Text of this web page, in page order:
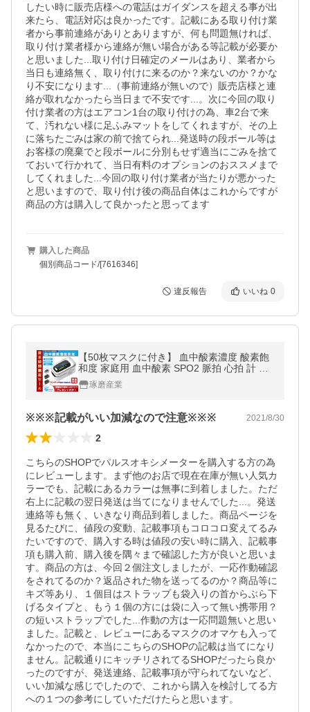
したい時に販売店様への電話はガイダンスを超える事が出
来たら、電話対応は良かったです。記載にある取り付け業
者から事前連絡がありとありますが、何も問題無ければ、
取り付け業者様から連絡が無い場合がある等記載が必要か
と思いました...取り付け日確定のメールはあり、業者から
当日も連絡無く、取り付けに来るのか？来ないのか？かな
り不安になります...（事前連絡が無いので）販売店様と連
絡が取れなかったら当日まで不安です...。次に今回の取り
付け業者の方はエアコン1台の取り付けの為、車2台で来
て、汚れない様に足ふみマットをしてくれますが、その上
に落ちたごみは家の前で捨てられ...発送時の段ボール等は
お客様の廃棄でと段ボールに分別もせず適当にごみを捨て
ておいて行かれて、当日有料のオプションのおススメまで
してくれました...今回の取り付け業者が当たりが悪かった
と思いますので、取り付け後の商品自体はこれからですが
商品の方は購入して良かったと思ってます
購入した商品
個別商品コード/[7616346]
違反報告 いいね 0
【50枚マスクに付き】 血中酸素濃度 酸素飽
和度 家庭用 血中酸素 SPO2 脈拍 心拍 計 測
定器 介護 安い 山登り
琢磨産業
※※※記載がいい加減なので注意※※※ 2021/8/30
2
こちらのSHOPでパルスオキシメーターを購入する方の為
にレビューします。まず他のお店で現在在庫が無い人気カ
ラーでも、記載にあるカラーは無事に到着しました。ただ
右上に記載の翌日発送は当てになりませんでした...。発送
連絡等も無く、いきなり商品到着しました。商品ページを
見るたびに、値段の変動、記載事項もコロコロ変えてるみ
たいですので、購入する時は値段の安い時に購入、記載事
項も購入前、購入後を隅々まで確認した方が良いと思いま
す。商品の方は、今回２個注文しましたが、一応作動確認
をされてるのか？返品された物を送ってるのか？商品等に
キズ等あり、１個目はストラップも袋入りの首からぶら下
げるタイプと、もう１個の方には袋に入って無い携帯用？
の短いストラップでした...作動の方は一応問題無いと思い
ました。記載と、レビューにあるマスクのオマケも入って
なかったので、本当にこちらのSHOPの記載は当てになり
ません。記載通りにキッチリされてるSHOPだったら良か
ったのですが、発送連絡、記載事項が守られてないなど、
いい加減な感じでしたので、これから購入を検討してる方
への１つの参考にしていただけたらと思います。